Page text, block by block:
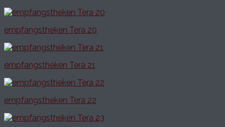
empfangstheken Tera 20
empfangstheken Tera 21
empfangstheken Tera 22